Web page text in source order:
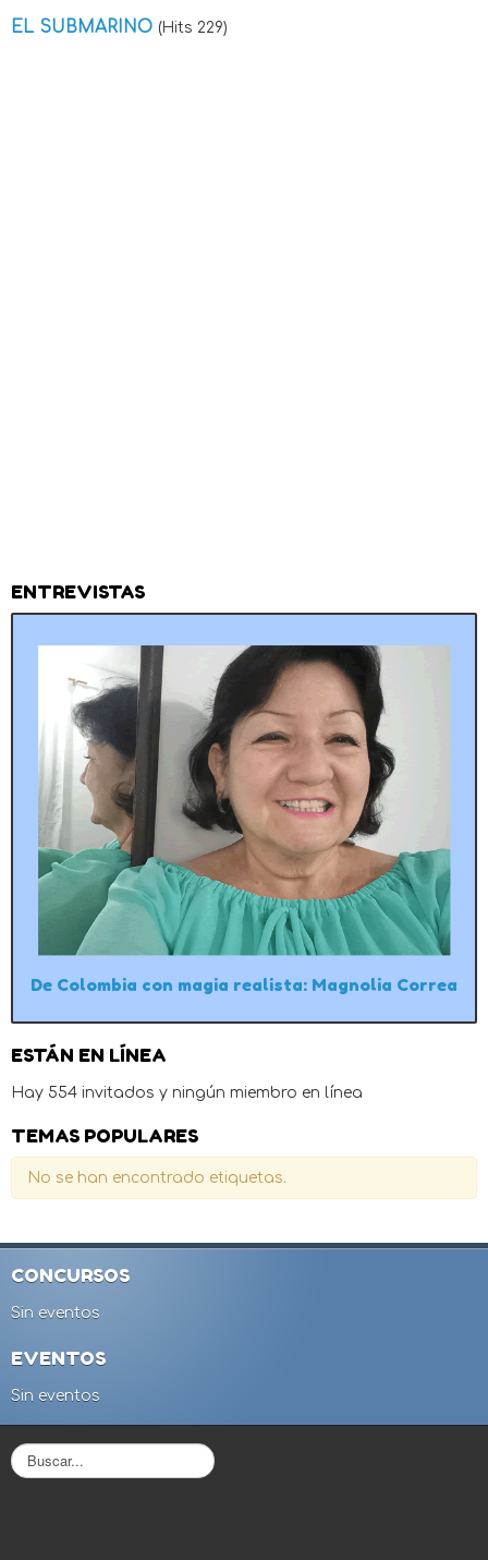
EL SUBMARINO (Hits 229)
ENTREVISTAS
De Colombia con magia realista: Magnolia Correa
ESTÁN EN LÍNEA
Hay 554 invitados y ningún miembro en línea
TEMAS POPULARES
No se han encontrado etiquetas.
CONCURSOS
Sin eventos
EVENTOS
Sin eventos
B
u